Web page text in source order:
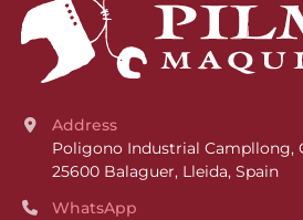
Address
Poligono Industrial Campllong,
25600 Balaguer, Lleida, Spain
WhatsApp